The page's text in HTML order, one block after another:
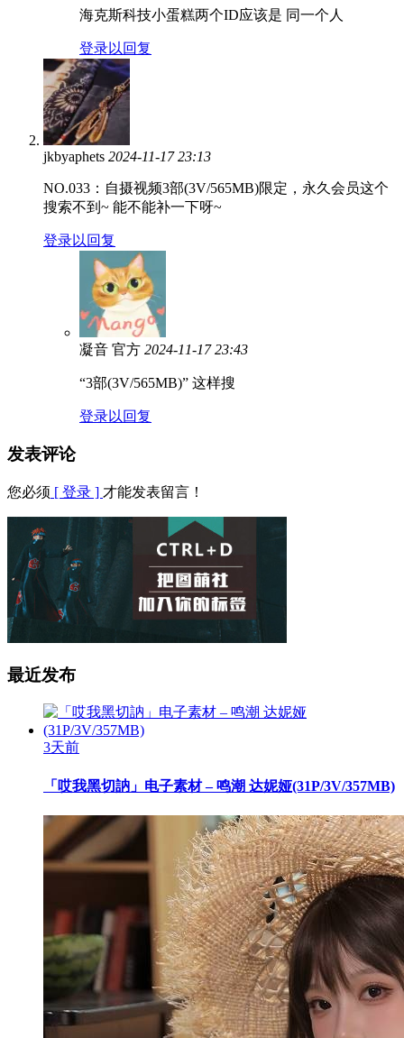
海克斯科技小蛋糕两个ID应该是 同一个人
登录以回复
jkbyaphets 2024-11-17 23:13
NO.033：自摄视频3部(3V/565MB)限定，永久会员这个
搜索不到~ 能不能补一下呀~
登录以回复
凝音 官方 2024-11-17 23:43
“3部(3V/565MB)” 这样搜
登录以回复
发表评论
您必须 [ 登录 ] 才能发表留言！
最近发布
3天前
「哎我黑切訥」电子素材 – 鸣潮 达妮娅(31P/3V/357MB)